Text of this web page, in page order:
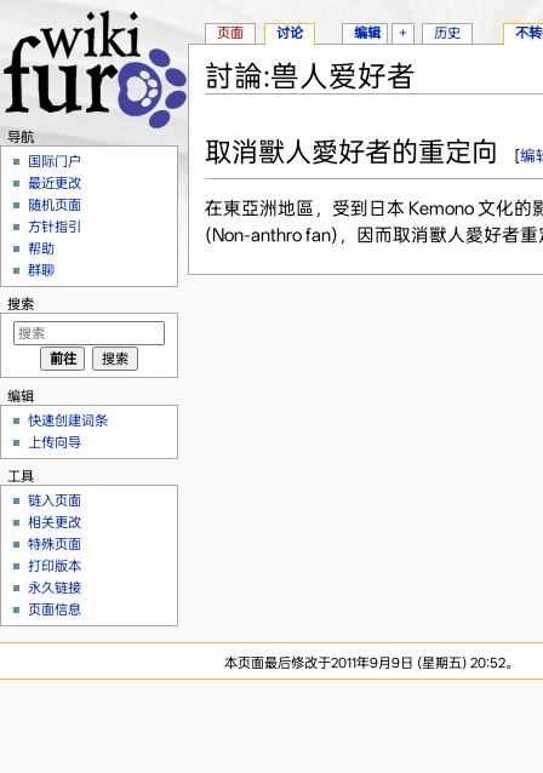
討論:兽人爱好者
取消獸人愛好者的重定向 [编
在東亞洲地區，受到日本 Kemono 文化
(Non-anthro fan)，因而取消獸人愛好者
页面 讨论 编辑 + 历史 不
导航
国际门户
最近更改
随机页面
方针指引
帮助
群聊
搜索
编辑
快速创建词条
上传向导
工具
链入页面
相关更改
特殊页面
打印版本
永久链接
页面信息
本页面最后修改于2011年9月9日 (星期五) 20:52。